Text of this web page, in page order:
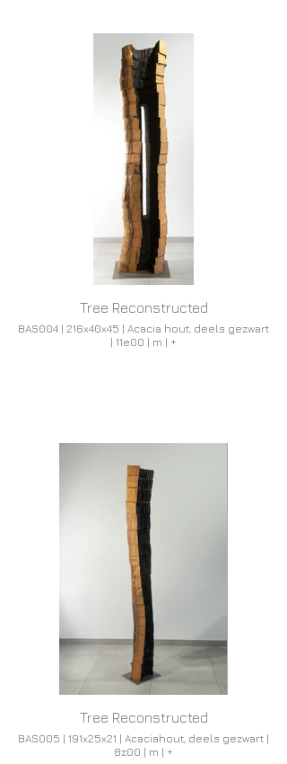
Tree Reconstructed
BAS004 | 216x40x45 | Acacia hout, deels gezwart
| 11e00 | m | +
Tree Reconstructed
BAS005 | 191x25x21 | Acaciahout, deels gezwart |
8z00 | m | +